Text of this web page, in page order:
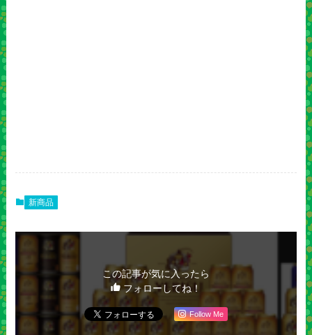
新商品
この記事が気に入ったら
フォローしてね！
Follow Me